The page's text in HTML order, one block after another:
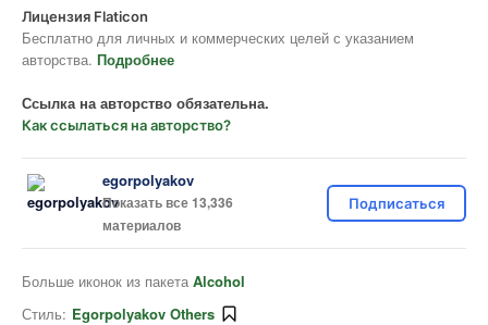
Лицензия Flaticon
Бесплатно для личных и коммерческих целей с указанием
авторства. Подробнее
Ссылка на авторство обязательна.
Как ссылаться на авторство?
egorpolyakov
Показать все 13,336
материалов
Подписаться
Больше иконок из пакета Alcohol
Стиль: Egorpolyakov Others